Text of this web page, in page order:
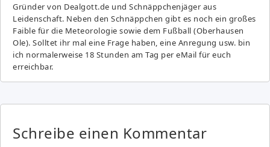
Gründer von Dealgott.de und Schnäppchenjäger aus
Leidenschaft. Neben den Schnäppchen gibt es noch ein großes
Fai­ble für die Meteorologie sowie dem Fußball (Oberhausen
Ole). Solltet ihr mal eine Frage haben, eine Anregung usw. bin
ich normalerweise 18 Stunden am Tag per eMail für euch
erreichbar.
Schreibe einen Kommentar